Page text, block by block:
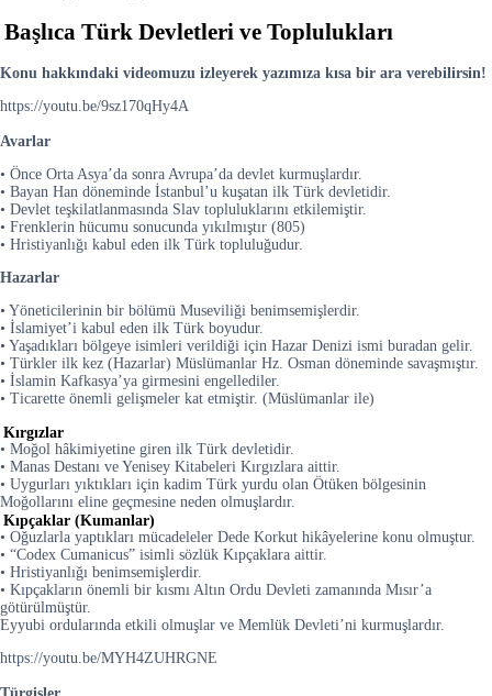
Başlıca Türk Devletleri ve Toplulukları
Konu hakkındaki videomuzu izleyerek yazımıza kısa bir ara verebilirsin!
https://youtu.be/9sz170qHy4A
Avarlar
• Önce Orta Asya’da sonra Avrupa’da devlet kurmuşlardır.
• Bayan Han döneminde İstanbul’u kuşatan ilk Türk devletidir.
• Devlet teşkilatlanmasında Slav topluluklarını etkilemiştir.
• Frenklerin hücumu sonucunda yıkılmıştır (805)
• Hristiyanlığı kabul eden ilk Türk topluluğudur.
Hazarlar
• Yöneticilerinin bir bölümü Museviliği benimsemişlerdir.
• İslamiyet’i kabul eden ilk Türk boyudur.
• Yaşadıkları bölgeye isimleri verildiği için Hazar Denizi ismi buradan gelir.
• Türkler ilk kez (Hazarlar) Müslümanlar Hz. Osman döneminde savaşmıştır.
• İslamin Kafkasya’ya girmesini engellediler.
• Ticarette önemli gelişmeler kat etmiştir. (Müslümanlar ile)
Kırgızlar
• Moğol hâkimiyetine giren ilk Türk devletidir.
• Manas Destanı ve Yenisey Kitabeleri Kırgızlara aittir.
• Uygurları yıktıkları için kadim Türk yurdu olan Ötüken bölgesinin
Moğollarını eline geçmesine neden olmuşlardır.
Kıpçaklar (Kumanlar)
• Oğuzlarla yaptıkları mücadeleler Dede Korkut hikâyelerine konu olmuştur.
• “Codex Cumanicus” isimli sözlük Kıpçaklara aittir.
• Hristiyanlığı benimsemişlerdir.
• Kıpçakların önemli bir kısmı Altın Ordu Devleti zamanında Mısır’a
götürülmüştür.
Eyyubi ordularında etkili olmuşlar ve Memlük Devleti’ni kurmuşlardır.
https://youtu.be/MYH4ZUHRGNE